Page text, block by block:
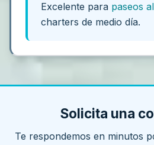
Excelente para paseos
charters de medio día.
Solicita una
Te respondemos en minutos